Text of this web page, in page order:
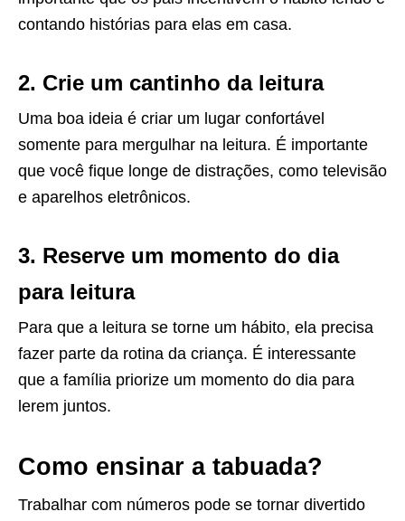
contando histórias para elas em casa.
2. Crie um cantinho da leitura
Uma boa ideia é criar um lugar confortável
somente para mergulhar na leitura. É importante
que você fique longe de distrações, como televisão
e aparelhos eletrônicos.
3. Reserve um momento do dia
para leitura
Para que a leitura se torne um hábito, ela precisa
fazer parte da rotina da criança. É interessante
que a família priorize um momento do dia para
lerem juntos.
Como ensinar a tabuada?
Trabalhar com números pode se tornar divertido